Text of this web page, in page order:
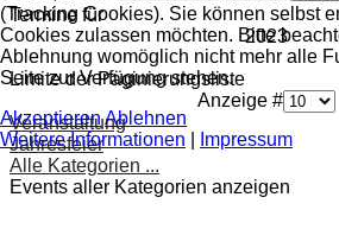
Termine für
2023
Limite der Paginierungsliste
Anzeige #
Veranstaltung
Jahresfeier
Alle Kategorien ...
Events aller Kategorien anzeigen
(Tracking Cookies). Sie können selbst
Cookies zulassen möchten. Bitte
Ablehnung womöglich nicht mehr alle
Seite zur Verfügung stehen.
Akzeptieren Ablehnen
Weitere Informationen
Impressum